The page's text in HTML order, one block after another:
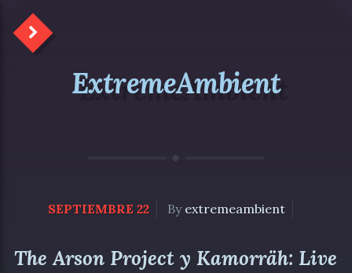
ExtremeAmbient
SEPTIEMBRE 22 By extremeambient
The Arson Project y Kamorräh: Live